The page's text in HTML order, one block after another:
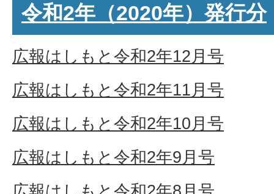
令和2年（2020年）発行分
広報はしもと令和2年12月号
広報はしもと令和2年11月号
広報はしもと令和2年10月号
広報はしもと令和2年9月号